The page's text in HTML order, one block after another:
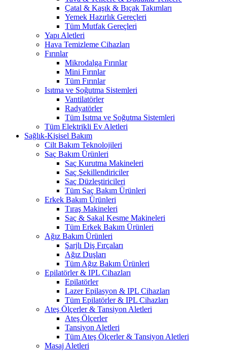
Çatal & Kaşık & Bıçak Takımları
Yemek Hazırlık Gereçleri
Tüm Mutfak Gereçleri
Yapı Aletleri
Hava Temizleme Cihazları
Fırınlar
Mikrodalga Fırınlar
Mini Fırınlar
Tüm Fırınlar
Isıtma ve Soğutma Sistemleri
Vantilatörler
Radyatörler
Tüm Isıtma ve Soğutma Sistemleri
Tüm Elektrikli Ev Aletleri
Sağlık-Kişisel Bakım
Cilt Bakım Teknolojileri
Saç Bakım Ürünleri
Saç Kurutma Makineleri
Saç Şekillendiriciler
Saç Düzleştiricileri
Tüm Saç Bakım Ürünleri
Erkek Bakım Ürünleri
Tıraş Makineleri
Saç & Sakal Kesme Makineleri
Tüm Erkek Bakım Ürünleri
Ağız Bakım Ürünleri
Şarjlı Diş Fırçaları
Ağız Duşları
Tüm Ağız Bakım Ürünleri
Epilatörler & IPL Cihazları
Epilatörler
Lazer Epilasyon & IPL Cihazları
Tüm Epilatörler & IPL Cihazları
Ateş Ölçerler & Tansiyon Aletleri
Ateş Ölçerler
Tansiyon Aletleri
Tüm Ateş Ölçerler & Tansiyon Aletleri
Masaj Aletleri